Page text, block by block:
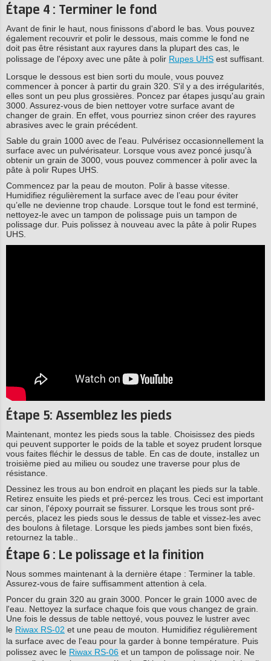
Étape 4 : Terminer le fond
Avant de finir le haut, nous finissons d'abord le bas. Vous pouvez
également recouvrir et polir le dessous, mais comme le fond ne
doit pas être résistant aux rayures dans la plupart des cas, le
polissage de l'époxy avec une pâte à polir Rupes UHS est suffisant.
Lorsque le dessous est bien sorti du moule, vous pouvez
commencer à poncer à partir du grain 320. S'il y a des irrégularités,
elles sont un peu plus grossières. Poncez par étapes jusqu'au grain
3000. Assurez-vous de bien nettoyer votre surface avant de
changer de grain. En effet, vous pourriez sinon créer des rayures
abrasives avec le grain précédent.
Sable du grain 1000 avec de l'eau. Pulvérisez occasionnellement la
surface avec un pulvérisateur. Lorsque vous avez poncé jusqu'à
obtenir un grain de 3000, vous pouvez commencer à polir avec la
pâte à polir Rupes UHS.
Commencez par la peau de mouton. Polir à basse vitesse.
Humidifiez régulièrement la surface avec de l’eau pour éviter
qu’elle ne devienne trop chaude. Lorsque tout le fond est terminé,
nettoyez-le avec un tampon de polissage puis un tampon de
polissage dur. Puis polissez à nouveau avec la pâte à polir Rupes
UHS.
Étape 5: Assemblez les pieds
Maintenant, montez les pieds sous la table. Choisissez des pieds
qui peuvent supporter le poids de la table et soyez prudent lorsque
vous faites fléchir le dessus de table. En cas de doute, installez un
troisième pied au milieu ou soudez une traverse pour plus de
résistance.
Dessinez les trous au bon endroit en plaçant les pieds sur la table.
Retirez ensuite les pieds et pré-percez les trous. Ceci est important
car sinon, l'époxy pourrait se fissurer. Lorsque les trous sont pré-
percés, placez les pieds sous le dessus de table et vissez-les avec
des boulons à filetage. Lorsque les pieds jambes sont bien fixés,
retournez la table..
Étape 6 : Le polissage et la finition
Nous sommes maintenant à la dernière étape : Terminer la table.
Assurez-vous de faire suffisamment attention à cela.
Poncer du grain 320 au grain 3000. Poncer le grain 1000 avec de
l'eau. Nettoyez la surface chaque fois que vous changez de grain.
Une fois le dessus de table nettoyé, vous pouvez le lustrer avec
le Riwax RS-02 et une peau de mouton. Humidifiez régulièrement
la surface avec de l'eau pour la garder à bonne température. Puis
polissez avec le Riwax RS-06 et un tampon de polissage noir. Ne